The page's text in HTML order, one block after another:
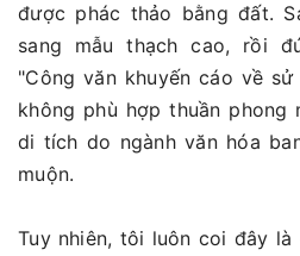
được phác thảo bằng đất.
sang mẫu thạch cao, rồi
"Công văn khuyến cáo về
không phù hợp thuần
di tích do ngành văn hóa
muộn.
Tuy nhiên, tôi luôn coi đây